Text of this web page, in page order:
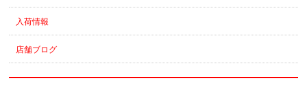
入荷情報
店舗ブログ